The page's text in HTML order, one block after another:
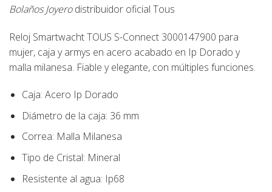
Bolaños Joyerodistribuidor oficial Tous
Reloj SmartwachtTOUS S-Connect 3000147900 para
mujer, caja y armys en acero acabado en Ip Dorado y
malla milanesa. Fiable y elegante, con múltiples funciones.
Caja: Acero Ip Dorado
Diámetro de la caja: 36 mm
Correa: Malla Milanesa
Tipo de Cristal: Mineral
Resistente al agua: Ip68